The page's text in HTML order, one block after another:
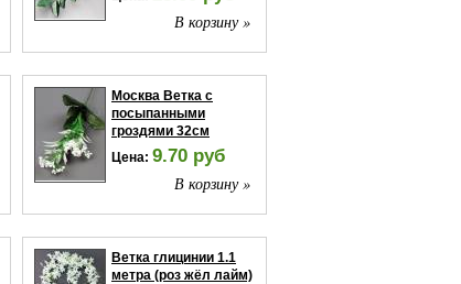
В корзину »
Москва Ветка с
посыпанными
гроздями 32см
Цена: 9.70 руб
В корзину »
Ветка глицинии 1.1
метра (роз жёл лайм)